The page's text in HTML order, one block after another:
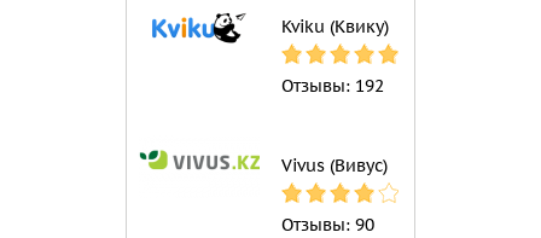
Kviku (Квику)
Отзывы: 192
Vivus (Вивус)
Отзывы: 90